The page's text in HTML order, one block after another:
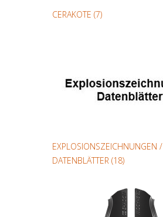
CERAKOTE (7)
EXPLOSIONSZEICHNUNGEN /
DATENBLÄTTER (18)